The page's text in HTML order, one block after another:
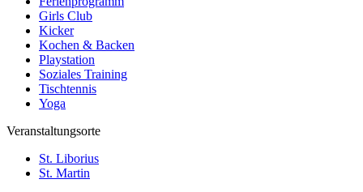
Girls Club
Kicker
Kochen & Backen
Playstation
Soziales Training
Tischtennis
Yoga
Veranstaltungsorte
St. Liborius
St. Martin